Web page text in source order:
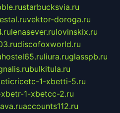
starbucksvia.ru
vektor-doroga.ru
lenasever.rulovinskix.ru
discofoxworld.ru
hostel65.ruliura.ruglasspb.ru
bulkitula.ru
1-xbetti-5.ru
1-xbetcc-2.ru
accounts112.ru